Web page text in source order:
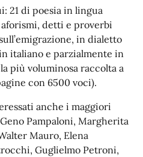
21 di poesia in lingua
detti e proverbi
in dialetto
italiano e parzialmente in
più voluminosa raccolta a
con 6500 voci).
anche i maggiori
Pampaloni, Margherita
Mauro, Elena
Guglielmo Petroni,